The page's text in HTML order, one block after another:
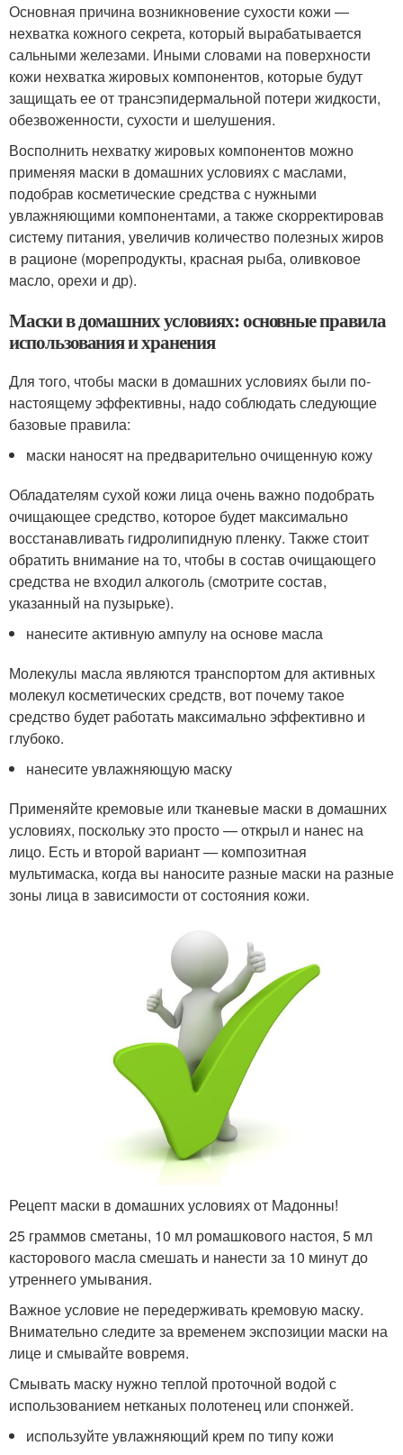
Основная причина возникновение сухости кожи —
нехватка кожного секрета, который вырабатывается
сальными железами. Иными словами на поверхности
кожи нехватка жировых компонентов, которые будут
защищать ее от трансэпидермальной потери жидкости,
обезвоженности, сухости и шелушения.
Восполнить нехватку жировых компонентов можно
применяя маски в домашних условиях с маслами,
подобрав косметические средства с нужными
увлажняющими компонентами, а также скорректировав
систему питания, увеличив количество полезных жиров
в рационе (морепродукты, красная рыба, оливковое
масло, орехи и др).
Маски в домашних условиях: основные правила
использования и хранения
Для того, чтобы маски в домашних условиях были по-
настоящему эффективны, надо соблюдать следующие
базовые правила:
маски наносят на предварительно очищенную кожу
Обладателям сухой кожи лица очень важно подобрать
очищающее средство, которое будет максимально
восстанавливать гидролипидную пленку. Также стоит
обратить внимание на то, чтобы в состав очищающего
средства не входил алкоголь (смотрите состав,
указанный на пузырьке).
нанесите активную ампулу на основе масла
Молекулы масла являются транспортом для активных
молекул косметических средств, вот почему такое
средство будет работать максимально эффективно и
глубоко.
нанесите увлажняющую маску
Применяйте кремовые или тканевые маски в домашних
условиях, поскольку это просто — открыл и нанес на
лицо. Есть и второй вариант — композитная
мультимаска, когда вы наносите разные маски на разные
зоны лица в зависимости от состояния кожи.
Рецепт маски в домашних условиях от Мадонны!
25 граммов сметаны, 10 мл ромашкового настоя, 5 мл
касторового масла смешать и нанести за 10 минут до
утреннего умывания.​
Важное условие не передерживать кремовую маску.
Внимательно следите за временем экспозиции маски на
лице и смывайте вовремя.
Смывать маску нужно теплой проточной водой с
использованием нетканых полотенец или спонжей.
используйте увлажняющий крем по типу кожи